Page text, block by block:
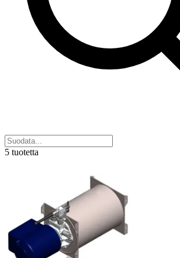
5 tuotetta